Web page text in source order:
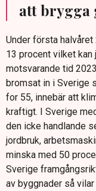
att brygga
Under första
13 procent vilket
motsvarande tid
bromsat in i Sverige
for 55, innebär att
kraftigt. I Sverige
den icke handlande
jordbruk,
minska med 50
Sverige
av byggnader så